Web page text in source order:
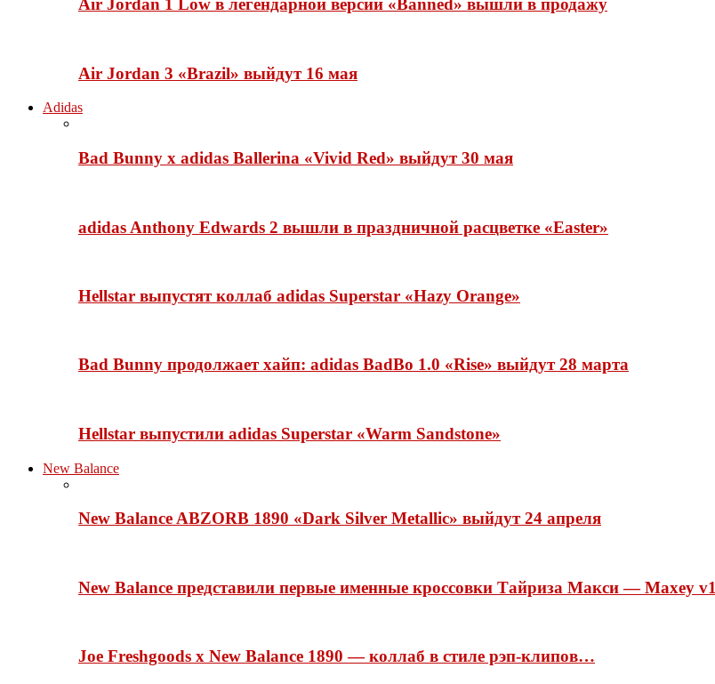
Air Jordan 1 Low в легендарной версии «Banned» вышли в продажу
Air Jordan 3 «Brazil» выйдут 16 мая
Adidas
Bad Bunny x adidas Ballerina «Vivid Red» выйдут 30 мая
adidas Anthony Edwards 2 вышли в праздничной расцветке «Easter»
Hellstar выпустят коллаб adidas Superstar «Hazy Orange»
Bad Bunny продолжает хайп: adidas BadBo 1.0 «Rise» выйдут 28 марта
Hellstar выпустили adidas Superstar «Warm Sandstone»
New Balance
New Balance ABZORB 1890 «Dark Silver Metallic» выйдут 24 апреля
New Balance представили первые именные кроссовки Тайриза Макси — Maxey v1
Joe Freshgoods x New Balance 1890 — коллаб в стиле рэп-клипов…